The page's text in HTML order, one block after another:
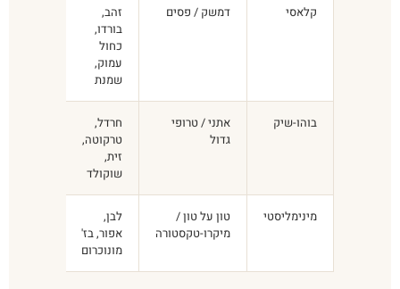
קלאסי דמשק / פסים
זהב,
בורדו,
כחול
עמוק,
שמנת
בוהו-שיק
אתני / טרופי
גדול
חרדל,
טרקוטה,
זית,
שוקולד
מינימליסטי
טון על טון /
מיקרו-טקסטורה
לבן,
אפור, בז'
מונוכרום